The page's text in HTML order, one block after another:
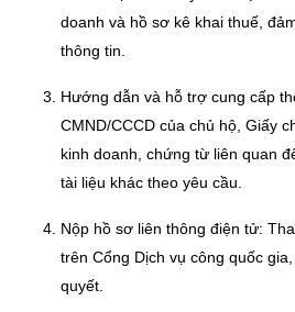
doanh và hồ sơ kê khai thuế,
thông tin.
Hướng dẫn và hỗ trợ cung cấp
CMND/CCCD của chủ hộ, Giấy
kinh doanh, chứng từ liên quan
tài liệu khác theo yêu cầu.
Nộp hồ sơ liên thông điện tử:
trên Cổng Dịch vụ công quốc
quyết.